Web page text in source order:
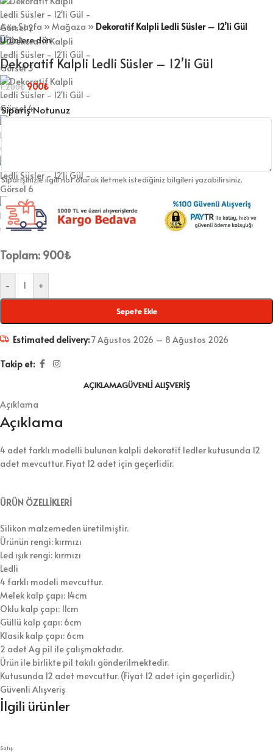
Ana Sayfa »Mağaza » Dekoratif Kalpli Ledli Süsler – 12’li Gül
Ürünlere dön
Dekoratif Kalpli Ledli Süsler – 12’li Gül
1.200₺900₺
Sipariş Notunuz
Siparişinizle ilgili not olarak iletmek istediğiniz bilgileri yazabilirsiniz.
Toplam: 900₺
- +
Sepete Ekle
Estimated delivery:7 Ağustos 2026 – 8 Ağustos 2026
Takip et:
AÇIKLAMAGÜVENLI ALIŞVERIŞ
Açıklama
Açıklama
4 adet farklı modelli bulunan kalpli dekoratif ledler kutusunda 12
adet mevcuttur. Fiyat 12 adet için geçerlidir.
ÜRÜN ÖZELLİKLERİ
Silikon malzemeden üretilmiştir.
Ürünün rengi: kırmızı
Led ışık rengi: kırmızı
Ledli
4 farklı modeli mevcuttur.
Melek kalp çapı: 14cm
Oklu kalp çapı: 11cm
Güllü kalp çapı: 6cm
Klasik kalp çapı: 6cm
2 adet Ag pil ile çalışmaktadır.
Ürün ile birlikte pil takılı gönderilmektedir.
Kutusunda 12 adet mevcuttur. (Fiyat 12 adet için geçerlidir.)
Güvenli Alışveriş
İlgili ürünler
Satış